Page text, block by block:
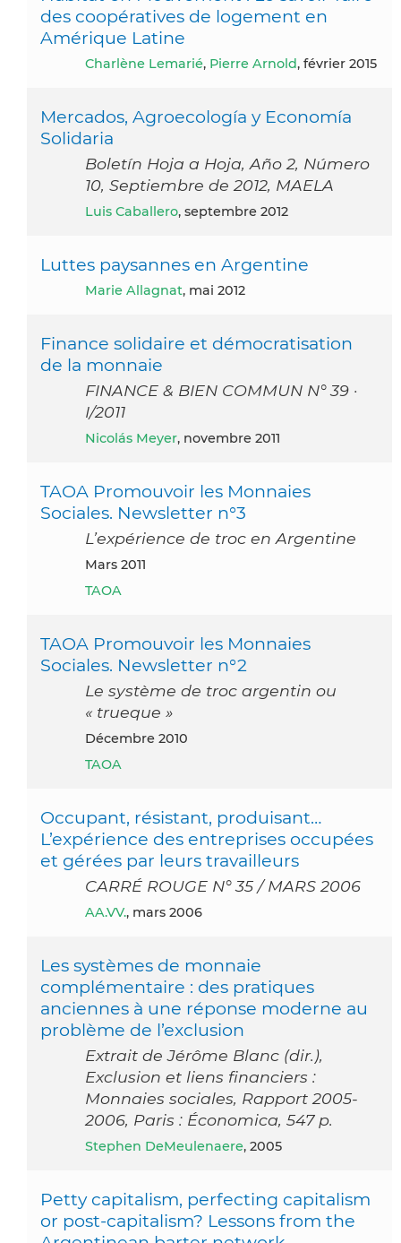
des coopératives de logement en
Amérique Latine
Charlène Lemarié, Pierre Arnold, février 2015
Mercados, Agroecología y Economía
Solidaria
Boletín Hoja a Hoja, Año 2, Número
10, Septiembre de 2012, MAELA
Luis Caballero, septembre 2012
Luttes paysannes en Argentine
Marie Allagnat, mai 2012
Finance solidaire et démocratisation
de la monnaie
FINANCE & BIEN COMMUN N° 39 ·
I/2011
Nicolás Meyer, novembre 2011
TAOA Promouvoir les Monnaies
Sociales. Newsletter n°3
L’expérience de troc en Argentine
mars 2011
TAOA
TAOA Promouvoir les Monnaies
Sociales. Newsletter n°2
Le système de troc argentin ou
« trueque »
décembre 2010
TAOA
Occupant, résistant, produisant…
L’expérience des entreprises occupées
et gérées par leurs travailleurs
CARRÉ ROUGE N° 35 / MARS 2006
AA.VV., mars 2006
Les systèmes de monnaie
complémentaire : des pratiques
anciennes à une réponse moderne au
problème de l’exclusion
Extrait de Jérôme Blanc (dir.),
Exclusion et liens financiers :
Monnaies sociales, Rapport 2005-
2006, Paris : Économica, 547 p.
Stephen DeMeulenaere, 2005
Petty capitalism, perfecting capitalism
or post-capitalism? Lessons from the